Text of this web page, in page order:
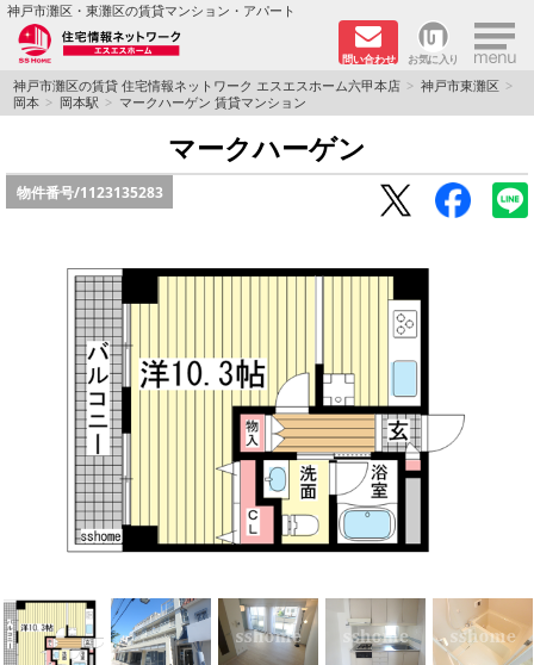
神戸市灘区・東灘区の賃貸マンション・アパート
問い合わせ お気に入り ×
TOPページ
学生さん向け物件
ペット飼育可物件
路線·駅から探す
地域から探す
地図から探す
店舗情報·アクセス
会社概要
メールでお問い合わせ
神戸市灘区の賃貸 住宅情報ネットワーク エスエスホーム六甲本店
神戸市東灘区
岡本
岡本駅 マークハーゲン 賃貸マンション
マークハーゲン
物件番号/1123135283